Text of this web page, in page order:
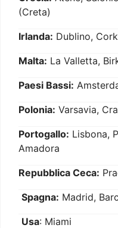
(Creta)
Irlanda: Dublino,
Malta: La Valletta,
Paesi Bassi:
Polonia: Varsavia,
Portogallo: Lisbona,
Amadora
Repubblica Ceca:
Spagna: Madrid,
Usa: Miami